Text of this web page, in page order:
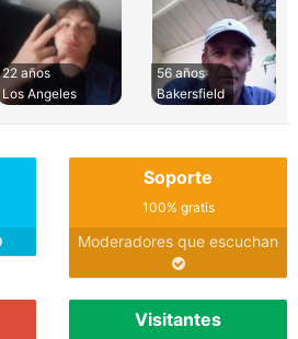
22 años
Los Angeles
56 años
Bakersfield
Soporte
100% gratis
Moderadores que escuchan
Visitantes